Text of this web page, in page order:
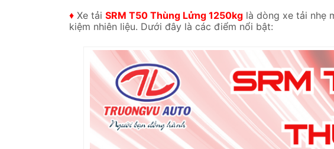
♦ Xe tải SRM T50 Thùng Lửng 1250kg là dòng xe tải nhẹ
kiệm nhiên liệu. Dưới đây là các điểm nổi bật: